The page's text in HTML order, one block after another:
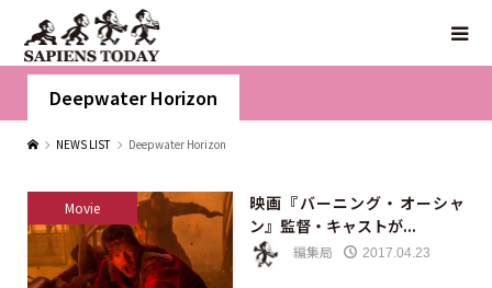
Deepwater Horizon
NEWS LIST Deepwater Horizon
Movie
映画『バーニング・オーシャ
ン』監督・キャストが...
編集局 2017.04.23